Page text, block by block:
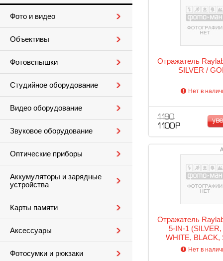
Фото и видео
Объективы
Фотовспышки
Студийное оборудование
Видео оборудование
Звуковое оборудование
Оптические приборы
Аккумуляторы и зарядные
устройства
Карты памяти
Аксессуары
Фотосумки и рюкзаки
Отражатель
SILVER /
Нет в
1 190
1 100 Р
Отражатель
5-IN-1
WHITE, BLACK,
Нет в